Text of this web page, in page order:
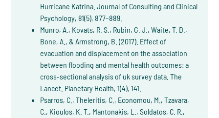
Hurricane Katrina. Journal of Consulting and Clinical
Psychology, 81(5), 877–889.
Munro, A., Kovats, R. S., Rubin, G. J., Waite, T. D.,
Bone, A., & Armstrong, B. (2017). Effect of
evacuation and displacement on the association
between flooding and mental health outcomes: a
cross-sectional analysis of uk survey data. The
Lancet. Planetary Health, 1(4), 141.
Psarros, C., Theleritis, C., Economou, M., Tzavara,
C., Kioulos, K. T., Mantonakis, L., Soldatos, C. R.,